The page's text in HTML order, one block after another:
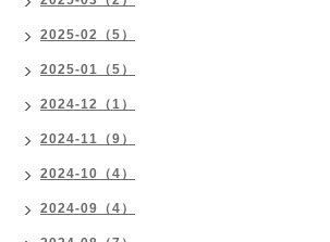
2025-02（5）
2025-01（5）
2024-12（1）
2024-11（9）
2024-10（4）
2024-09（4）